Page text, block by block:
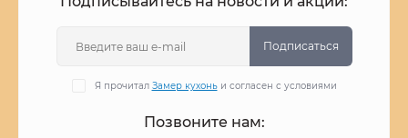
Подписаться
Я прочитал Замер кухоньи согласен с условиями
Позвоните нам: